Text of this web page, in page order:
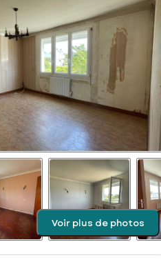
Voir plus de photos